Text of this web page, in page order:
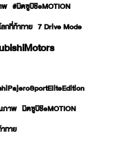
พ #มิตซูบิชิeMOTION
กที่ท้าทาย 7 Drive Mode
ภาพ มิตซูบิชิeMOTION
ทาย